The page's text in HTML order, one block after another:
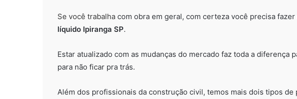
Se você trabalha com obra em geral, com certeza você precisa fazer
líquido Ipiranga SP.
Estar atualizado com as mudanças do mercado faz toda a diferença
para não ficar pra trás.
Além dos profissionais da construção civil, temos mais dois tipos